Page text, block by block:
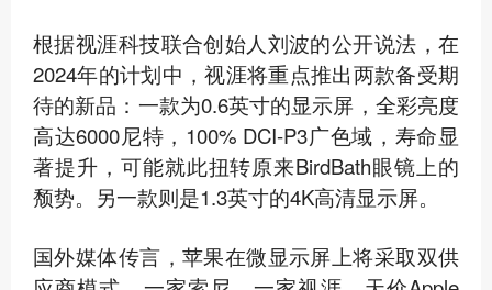
根据视涯科技联合创始人刘波的公开说法，在
2024年的计划中，视涯将重点推出两款备受期
待的新品：一款为0.6英寸的显示屏，全彩亮度
高达6000尼特，100% DCI-P3广色域，寿命显
著提升，可能就此扭转原来BirdBath眼镜上的
颓势。另一款则是1.3英寸的4K高清显示屏。
国外媒体传言，苹果在微显示屏上将采取双供